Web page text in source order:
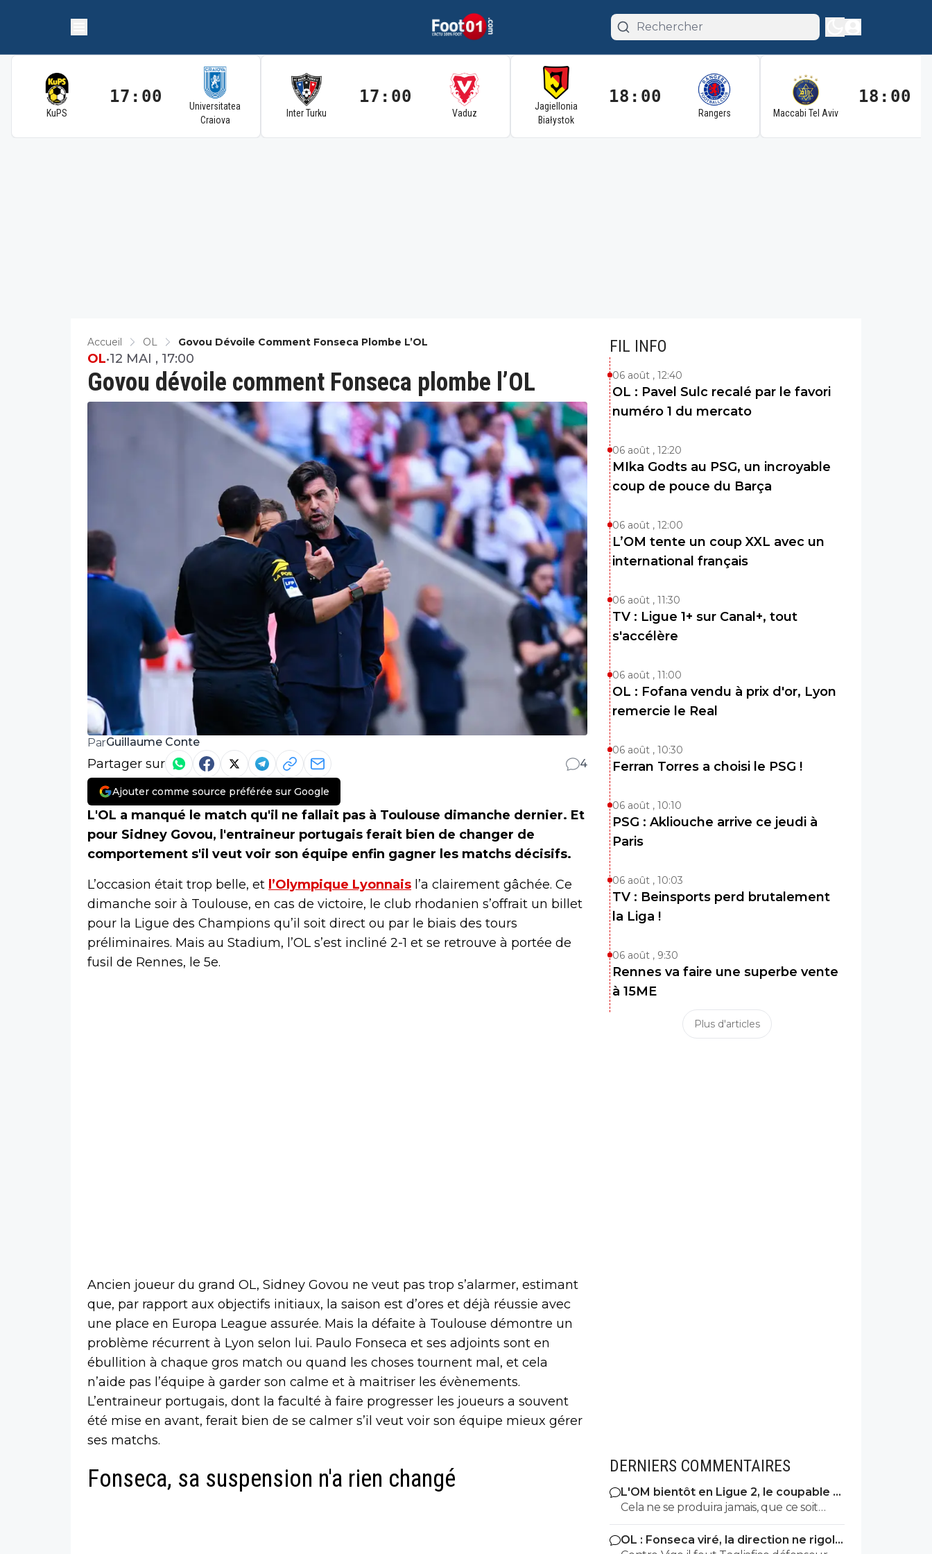
KuPS
17:00
Universitatea
Craiova
Inter Turku
17:00
Vaduz
Jagiellonia
Białystok
18:00
Rangers Maccabi Tel Aviv
18:00
Accueil OL Govou Dévoile Comment Fonseca Plombe L’OL
Govou dévoile comment Fonseca plombe l’OL
OL•12 MAI , 17:00
ParGuillaume Conte
Partager sur 4
Ajouter comme source préférée sur Google
L'OL a manqué le match qu'il ne fallait pas à Toulouse dimanche dernier. Et
pour Sidney Govou, l'entraineur portugais ferait bien de changer de
comportement s'il veut voir son équipe enfin gagner les matchs décisifs.
L’occasion était trop belle, et l’Olympique Lyonnais l’a clairement gâchée. Ce
dimanche soir à Toulouse, en cas de victoire, le club rhodanien s’offrait un billet
pour la Ligue des Champions qu’il soit direct ou par le biais des tours
préliminaires. Mais au Stadium, l’OL s’est incliné 2-1 et se retrouve à portée de
fusil de Rennes, le 5e.
Ancien joueur du grand OL, Sidney Govou ne veut pas trop s’alarmer, estimant
que, par rapport aux objectifs initiaux, la saison est d’ores et déjà réussie avec
une place en Europa League assurée. Mais la défaite à Toulouse démontre un
problème récurrent à Lyon selon lui. Paulo Fonseca et ses adjoints sont en
ébullition à chaque gros match ou quand les choses tournent mal, et cela
n’aide pas l’équipe à garder son calme et à maitriser les évènements.
L’entraineur portugais, dont la faculté à faire progresser les joueurs a souvent
été mise en avant, ferait bien de se calmer s’il veut voir son équipe mieux gérer
ses matchs.
Fonseca, sa suspension n'a rien changé
FIL INFO
06 août , 12:40
OL : Pavel Sulc recalé par le favori
numéro 1 du mercato
06 août , 12:20
MIka Godts au PSG, un incroyable
coup de pouce du Barça
06 août , 12:00
L’OM tente un coup XXL avec un
international français
06 août , 11:30
TV : Ligue 1+ sur Canal+, tout
s'accélère
06 août , 11:00
OL : Fofana vendu à prix d'or, Lyon
remercie le Real
06 août , 10:30
Ferran Torres a choisi le PSG !
06 août , 10:10
PSG : Akliouche arrive ce jeudi à
Paris
06 août , 10:03
TV : Beinsports perd brutalement
la Liga !
06 août , 9:30
Rennes va faire une superbe vente
à 15ME
Plus d'articles
DERNIERS COMMENTAIRES
L'OM bientôt en Ligue 2, le coupable a
un nom
Cela ne se produira jamais, que ce soit
administrativement ou sportivement.
Pour la bonne raison que tout comme
OL : Fonseca viré, la direction ne rigole